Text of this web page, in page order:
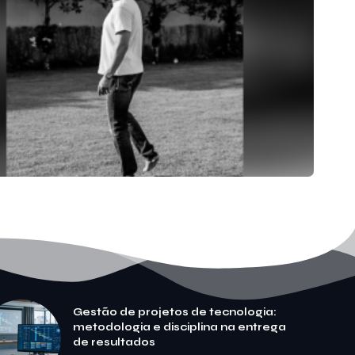
Gestão de projetos de tecnologia:
metodologia e disciplina na entrega
de resultados